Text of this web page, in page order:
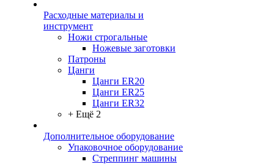
Расходные материалы и
инструмент
Ножи строгальные
Ножевые заготовки
Патроны
Цанги
Цанги ER20
Цанги ER25
Цанги ER32
+ Ещё 2
Дополнительное оборудование
Упаковочное оборудование
Стреппинг машины